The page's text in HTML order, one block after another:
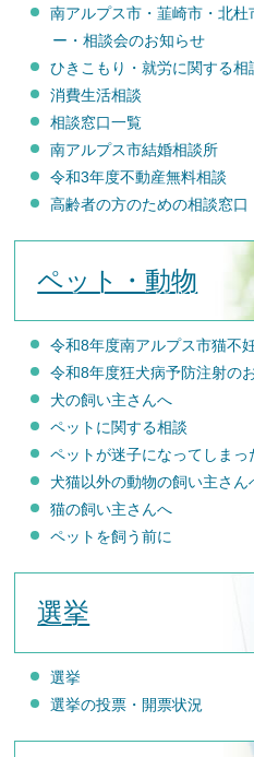
南アルプス市・韮崎市・北
ー・相談会のお知らせ
ひきこもり・就労に関する相
消費生活相談
相談窓口一覧
南アルプス市結婚相談所
令和3年度不動産無料相談
高齢者の方のための相談窓口
ペット・動物
令和8年度南アルプス市猫不
令和8年度狂犬病予防注射の
犬の飼い主さんへ
ペットに関する相談
ペットが迷子になってしまっ
犬猫以外の動物の飼い主さん
猫の飼い主さんへ
ペットを飼う前に
選挙
選挙
選挙の投票・開票状況